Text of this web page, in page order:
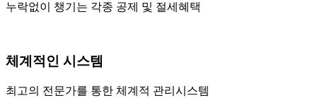
누락없이 챙기는 각종 공제 및 절세혜택
체계적인 시스템
최고의 전문가를 통한 체계적 관리시스템